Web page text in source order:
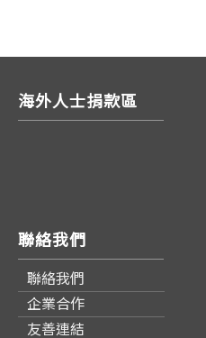
海外人士捐款區
聯絡我們
聯絡我們
企業合作
友善連結